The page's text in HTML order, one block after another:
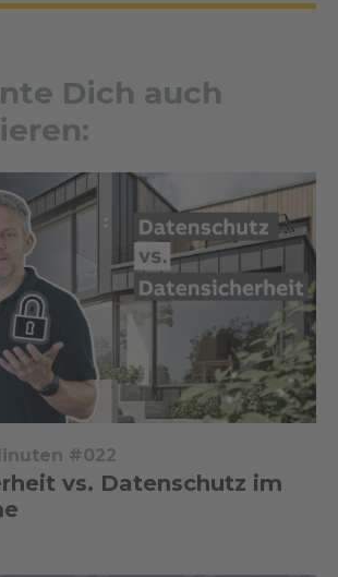
Dich auch
#022
vs. Datenschutz im